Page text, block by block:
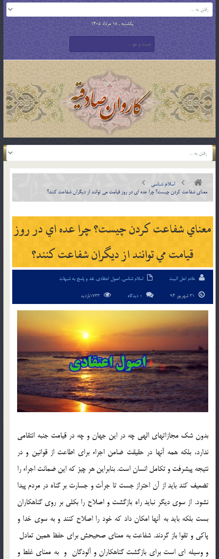
یکشنبه , 18 مرداد 1405
اسلام شناسی
معناي شفاعت كردن چيست؟ چرا عده اي در روز قيامت مي توانند از ديگران شفاعت كنند؟
معناي شفاعت كردن چيست؟ چرا عده اي در روز
قيامت مي توانند از ديگران شفاعت كنند؟
خادم اهل البیت اسلام شناسی, اصول اعتقادی, نقد و پاسخ به شبهات
0 دیدگاه
بدون شك مجازاتهاي الهي چه در اين جهان و چه در قيامت جنبه انتقامي
ندارد، بلكه همه آنها در حقيقت ضامن اجراء براي اطاعت از قوانين و در
نتيجه پيشرفت و تكامل انسان است. بنابراين هر چيز كه اين ضمانت اجراء را
تضعيف كند بايد از آن احتراز جست تا جرأت و جسارت بر گناه در مردم پيدا
نشود. از سوي ديگر نبايد راه بازگشت و اصلاح را بكلي بر روي گناهكاران
بست بلكه بايد به آنها امكان داد كه خود را اصلاح كنند و به سوي خدا و
پاكي و تقوا باز گردند. شفاعت به معناي صحيحش براي حفظ همين تعادل
و وسيله اي است براي بازگشت گناهكاران و آلودگان و به معناي غلط و